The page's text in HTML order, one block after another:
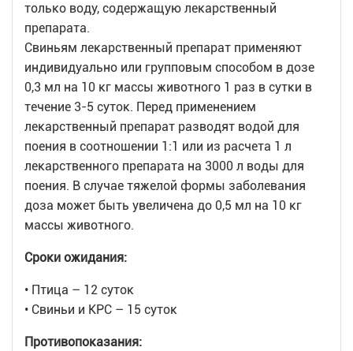
только воду, содержащую лекарственный
препарата.
Свиньям лекарственный препарат применяют
индивидуально или групповым способом в дозе
0,3 мл на 10 кг массы животного 1 раз в сутки в
течение 3-5 суток. Перед применением
лекарственный препарат разводят водой для
поения в соотношении 1:1 или из расчета 1 л
лекарственного препарата на 3000 л воды для
поения. В случае тяжелой формы заболевания
доза может быть увеличена до 0,5 мл на 10 кг
массы животного.
Сроки ожидания:
• Птица – 12 суток
• Свиньи и КРС – 15 суток
Противопоказания: